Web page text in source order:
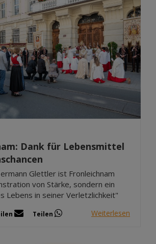
Dank für Lebensmittel
Glettler ist Fronleichnam
von Stärke, sondern ein
Lebens in seiner Verletzlichkeit"
Teilen Weiterlesen